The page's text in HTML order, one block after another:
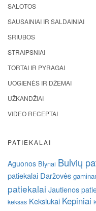
SALOTOS
SAUSAINIAI IR SALDAINIAI
SRIUBOS
STRAIPSNIAI
TORTAI IR PYRAGAI
UOGIENĖS IR DŽEMAI
UŽKANDŽIAI
VIDEO RECEPTAI
PATIEKALAI
Aguonos Blynai Bulvių
patiekalai Daržovės
patiekalai Jautienos
keksas Keksiukai Kepiniai